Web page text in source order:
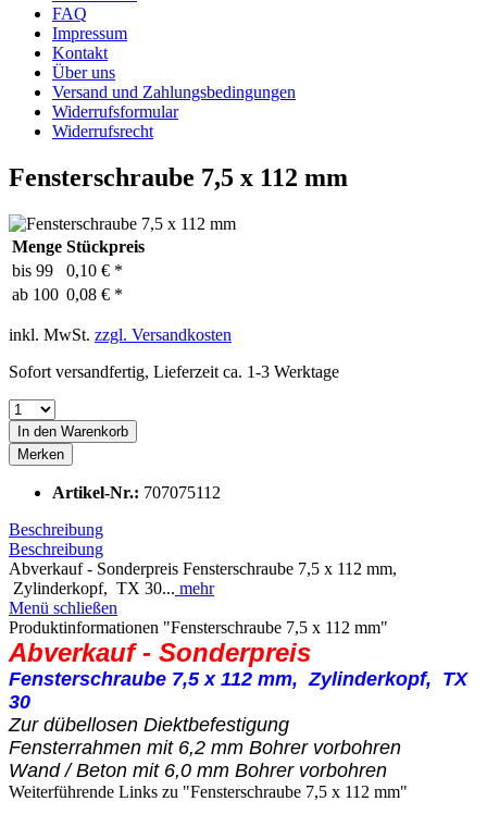
FAQ
Impressum
Kontakt
Über uns
Versand und Zahlungsbedingungen
Widerrufsformular
Widerrufsrecht
Fensterschraube 7,5 x 112 mm
Menge Stückpreis
bis 99
0,10 € *
ab 100 0,08 € *
inkl. MwSt. zzgl. Versandkosten
Sofort versandfertig, Lieferzeit ca. 1-3 Werktage
In den Warenkorb
Merken
Artikel-Nr.: 707075112
Beschreibung
Beschreibung
Abverkauf - Sonderpreis Fensterschraube 7,5 x 112 mm,
Zylinderkopf, TX 30... mehr
Menü schließen
Produktinformationen "Fensterschraube 7,5 x 112 mm"
Abverkauf - Sonderpreis
Fensterschraube 7,5 x 112 mm, Zylinderkopf, TX
30
Zur dübellosen Diektbefestigung
Fensterrahmen mit 6,2 mm Bohrer vorbohren
Wand / Beton mit 6,0 mm Bohrer vorbohren
Weiterführende Links zu "Fensterschraube 7,5 x 112 mm"